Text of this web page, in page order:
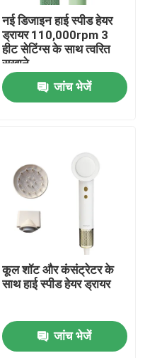
नई डिजाइन हाई स्पीड हेयर
ड्रायर 110,000rpm 3
हीट सेटिंग्स के साथ त्वरित
सुखाने
जांच भेजें
कूल शॉट और कंसंट्रेटर के
साथ हाई स्पीड हेयर ड्रायर
जांच भेजें